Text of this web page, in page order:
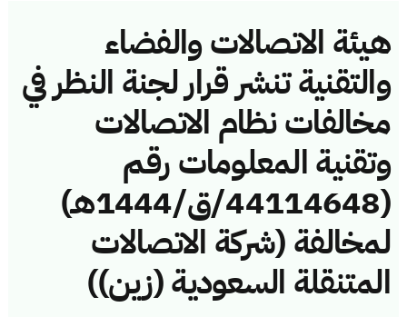
هيئة الاتصالات والفضاء
والتقنية تنشر قرار لجنة النظر في
مخالفات نظام الاتصالات
وتقنية المعلومات رقم
(44114648/ق/1444هـ)
لمخالفة (شركة الاتصالات
المتنقلة السعودية (زين))